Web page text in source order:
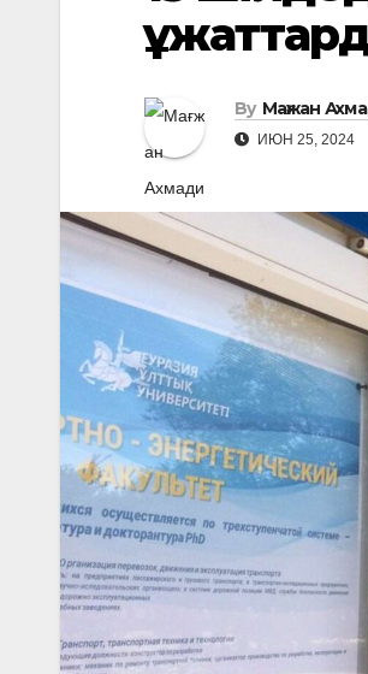
By Мағжан
ИЮН 25, 2024